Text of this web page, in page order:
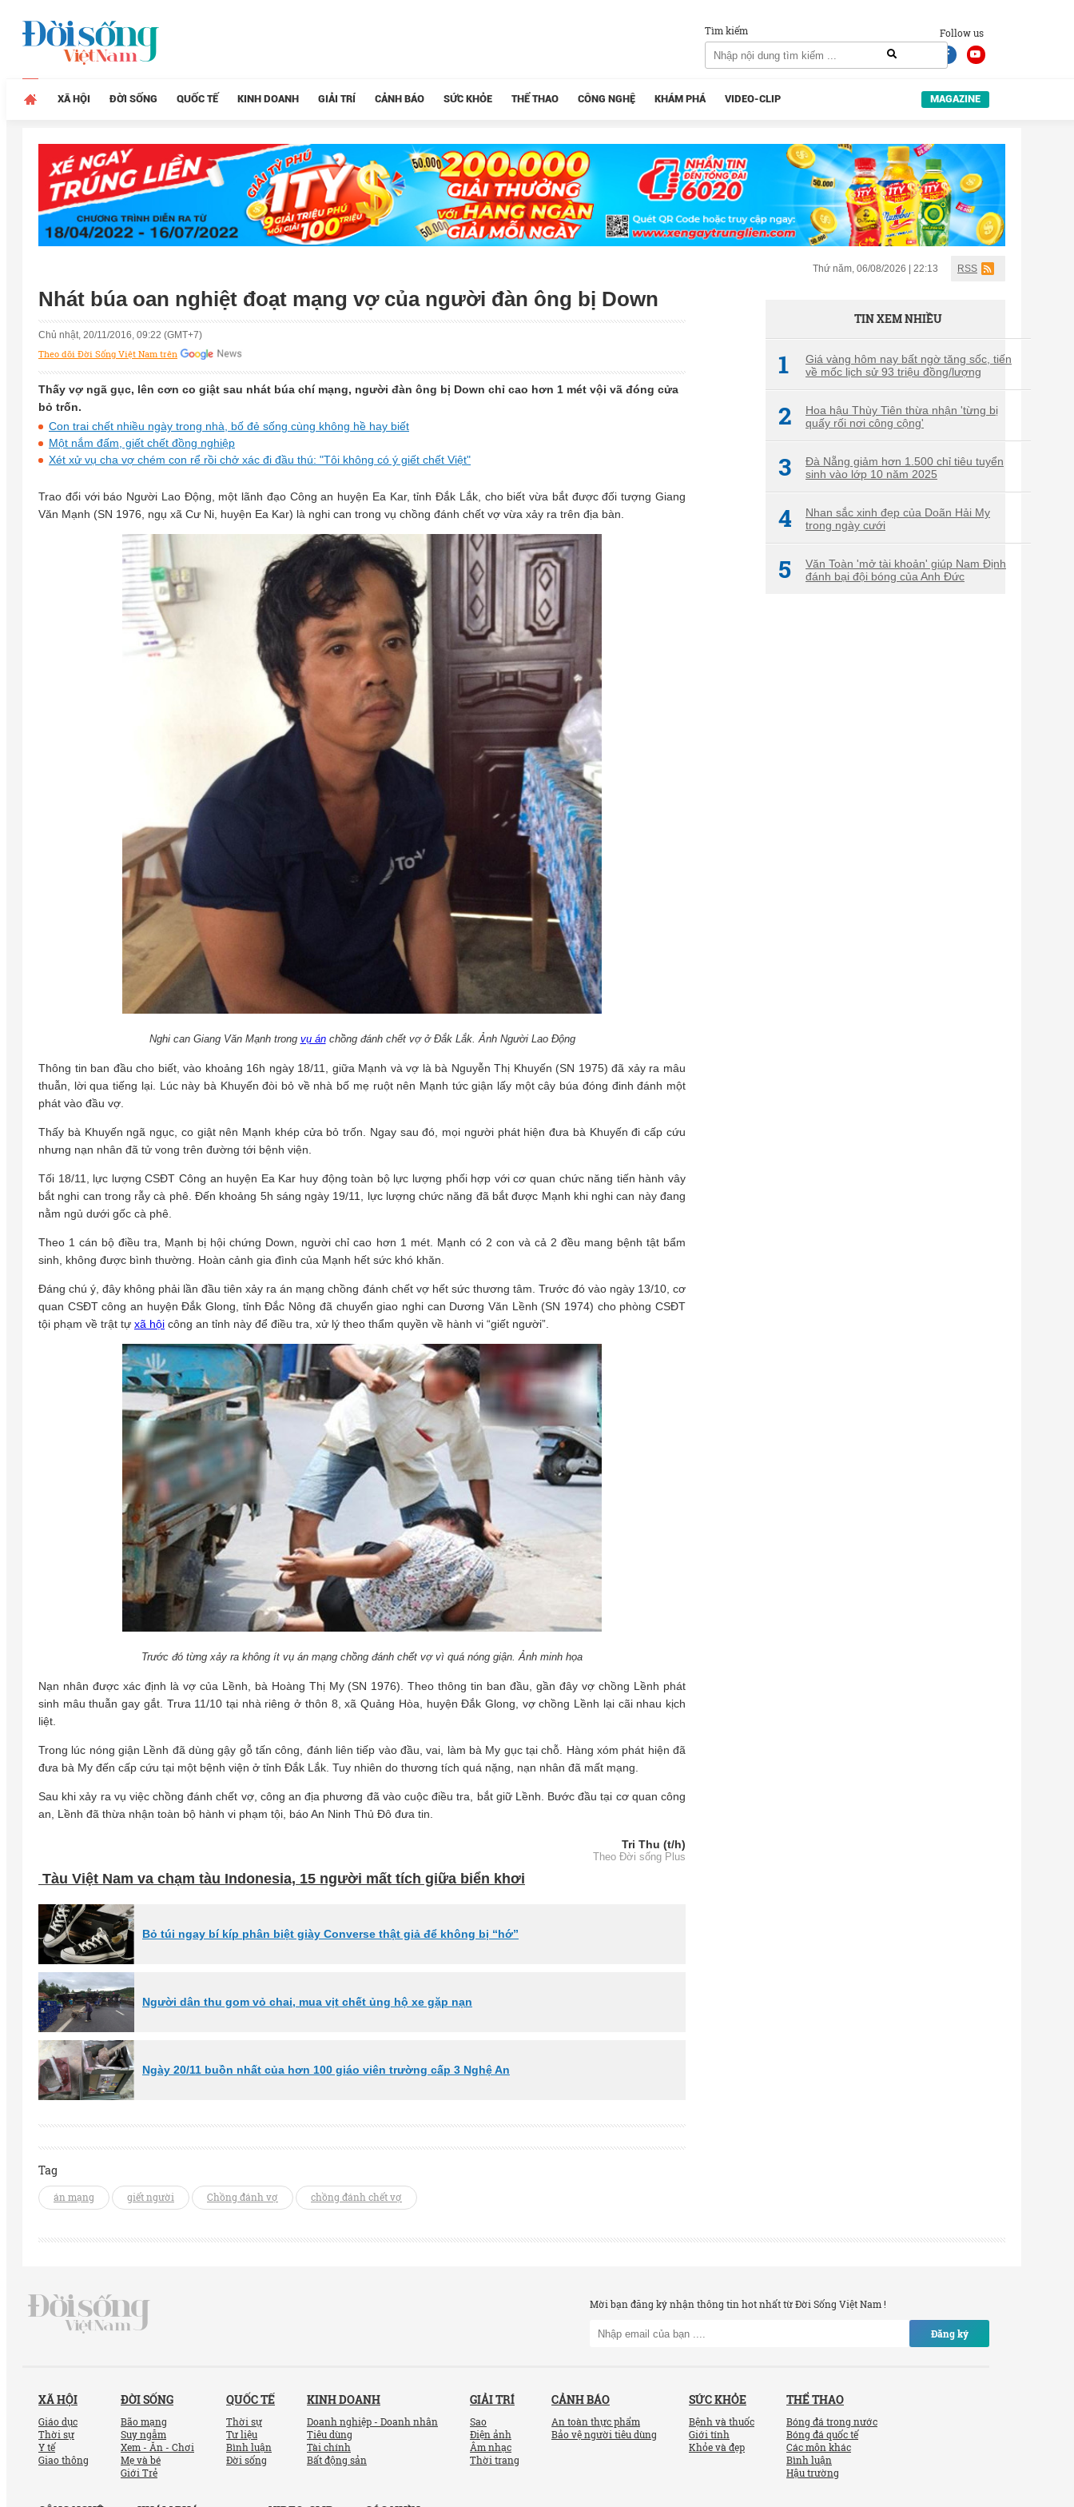
Follow us
Tìm kiếm
XÃ HỘI ĐỜI SỐNG QUỐC TẾ KINH DOANH GIẢI TRÍ CẢNH BÁO SỨC KHỎE THỂ THAO CÔNG NGHỆ KHÁM PHÁ VIDEO-CLIP MAGAZINE
Thứ năm, 06/08/2026 | 22:13 RSS
Nhát búa oan nghiệt đoạt mạng vợ của người đàn ông bị Down
Chủ nhật, 20/11/2016, 09:22 (GMT+7)
Theo dõi Đời Sống Việt Nam trên
Thấy vợ ngã gục, lên cơn co giật sau nhát búa chí mạng, người đàn ông bị Down chỉ cao hơn 1 mét vội vã đóng cửa
bỏ trốn.
Con trai chết nhiều ngày trong nhà, bố đẻ sống cùng không hề hay biết
Một nắm đấm, giết chết đồng nghiệp
Xét xử vụ cha vợ chém con rể rồi chở xác đi đầu thú: "Tôi không có ý giết chết Việt"
Trao đổi với báo Người Lao Động, một lãnh đạo Công an huyện Ea Kar, tỉnh Đắk Lắk, cho biết vừa bắt được đối tượng Giang
Văn Mạnh (SN 1976, ngụ xã Cư Ni, huyện Ea Kar) là nghi can trong vụ chồng đánh chết vợ vừa xảy ra trên địa bàn.
Nghi can Giang Văn Mạnh trong vụ ánchồng đánh chết vợ ở Đắk Lắk. Ảnh Người Lao Động
Thông tin ban đầu cho biết, vào khoảng 16h ngày 18/11, giữa Mạnh và vợ là bà Nguyễn Thị Khuyến (SN 1975) đã xảy ra mâu
thuẫn, lời qua tiếng lại. Lúc này bà Khuyến đòi bỏ về nhà bố mẹ ruột nên Mạnh tức giận lấy một cây búa đóng đinh đánh một
phát vào đầu vợ.
Thấy bà Khuyến ngã ngục, co giật nên Mạnh khép cửa bỏ trốn. Ngay sau đó, mọi người phát hiện đưa bà Khuyến đi cấp cứu
nhưng nạn nhân đã tử vong trên đường tới bệnh viện.
Tối 18/11, lực lượng CSĐT Công an huyện Ea Kar huy động toàn bộ lực lượng phối hợp với cơ quan chức năng tiến hành vây
bắt nghi can trong rẫy cà phê. Đến khoảng 5h sáng ngày 19/11, lực lượng chức năng đã bắt được Mạnh khi nghi can này đang
nằm ngủ dưới gốc cà phê.
Theo 1 cán bộ điều tra, Mạnh bị hội chứng Down, người chỉ cao hơn 1 mét. Mạnh có 2 con và cả 2 đều mang bệnh tật bẩm
sinh, không được bình thường. Hoàn cảnh gia đình của Mạnh hết sức khó khăn.
Đáng chú ý, đây không phải lần đầu tiên xảy ra án mạng chồng đánh chết vợ hết sức thương tâm. Trước đó vào ngày 13/10, cơ
quan CSĐT công an huyện Đắk Glong, tỉnh Đắc Nông đã chuyển giao nghi can Dương Văn Lềnh (SN 1974) cho phòng CSĐT
tội phạm về trật tự xã hội công an tỉnh này để điều tra, xử lý theo thẩm quyền về hành vi “giết người”.
Trước đó từng xảy ra không ít vụ án mạng chồng đánh chết vợ vì quá nóng giận. Ảnh minh họa
Nạn nhân được xác định là vợ của Lềnh, bà Hoàng Thị My (SN 1976). Theo thông tin ban đầu, gần đây vợ chồng Lềnh phát
sinh mâu thuẫn gay gắt. Trưa 11/10 tại nhà riêng ở thôn 8, xã Quảng Hòa, huyện Đắk Glong, vợ chồng Lềnh lại cãi nhau kịch
liệt.
Trong lúc nóng giận Lềnh đã dùng gậy gỗ tấn công, đánh liên tiếp vào đầu, vai, làm bà My gục tại chỗ. Hàng xóm phát hiện đã
đưa bà My đến cấp cứu tại một bệnh viện ở tỉnh Đắk Lắk. Tuy nhiên do thương tích quá nặng, nạn nhân đã mất mạng.
Sau khi xảy ra vụ việc chồng đánh chết vợ, công an địa phương đã vào cuộc điều tra, bắt giữ Lềnh. Bước đầu tại cơ quan công
an, Lềnh đã thừa nhận toàn bộ hành vi phạm tội, báo An Ninh Thủ Đô đưa tin.
Tri Thu (t/h)
Theo Đời sống Plus
Tàu Việt Nam va chạm tàu Indonesia, 15 người mất tích giữa biển khơi
Bỏ túi ngay bí kíp phân biệt giày Converse thật giả để không bị “hớ”
Người dân thu gom vỏ chai, mua vịt chết ủng hộ xe gặp nạn
Ngày 20/11 buồn nhất của hơn 100 giáo viên trường cấp 3 Nghệ An
Tag
án mạng giết người Chồng đánh vợ chồng đánh chết vợ
TIN XEM NHIỀU
1
Giá vàng hôm nay bất ngờ tăng sốc, tiến
về mốc lịch sử 93 triệu đồng/lượng
2
Hoa hậu Thùy Tiên thừa nhận 'từng bị
quấy rối nơi công cộng'
3
Đà Nẵng giảm hơn 1.500 chỉ tiêu tuyển
sinh vào lớp 10 năm 2025
4
Nhan sắc xinh đẹp của Doãn Hải My
trong ngày cưới
5
Văn Toàn 'mở tài khoản' giúp Nam Định
đánh bại đội bóng của Anh Đức
Mời bạn đăng ký nhận thông tin hot nhất từ Đời Sống Việt Nam !
Đăng ký
XÃ HỘI
Giáo dục
Thời sự
Y tế
Giao thông
ĐỜI SỐNG
Bão mạng
Suy ngẫm
Xem - Ăn - Chơi
Mẹ và bé
Giới Trẻ
QUỐC TẾ
Thời sự
Tư liệu
Bình luận
Đời sống
KINH DOANH
Doanh nghiệp - Doanh nhân
Tiêu dùng
Tài chính
Bất động sản
GIẢI TRÍ
Sao
Điện ảnh
Âm nhạc
Thời trang
CẢNH BÁO
An toàn thực phẩm
Bảo vệ người tiêu dùng
SỨC KHỎE
Bệnh và thuốc
Giới tính
Khỏe và đẹp
THỂ THAO
Bóng đá trong nước
Bóng đá quốc tế
Các môn khác
Bình luận
Hậu trường